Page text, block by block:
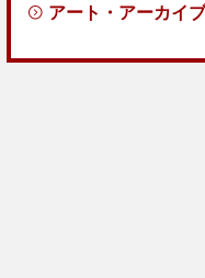
アート・アーカイ